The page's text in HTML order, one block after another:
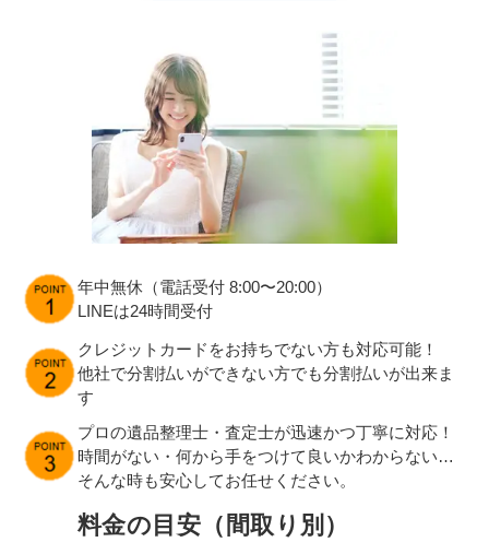
年中無休（電話受付 8:00〜20:00）
LINEは24時間受付
クレジットカードをお持ちでない方も対応可能！
他社で分割払いができない方でも分割払いが出来ま
す
プロの遺品整理士・査定士が迅速かつ丁寧に対応！
時間がない・何から手をつけて良いかわからない…
そんな時も安心してお任せください。
料金の目安（間取り別）